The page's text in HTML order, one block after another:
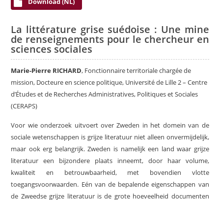
La littérature grise suédoise : Une mine
de renseignements pour le chercheur en
sciences sociales
Marie-Pierre RICHARD, Fonctionnaire territoriale chargée de
mission, Docteure en science politique, Université de Lille 2 – Centre
d’Études et de Recherches Administratives, Politiques et Sociales
(CERAPS)
Voor wie onderzoek uitvoert over Zweden in het domein van de
sociale wetenschappen is grijze literatuur niet alleen onvermijdelijk,
maar ook erg belangrijk. Zweden is namelijk een land waar grijze
literatuur een bijzondere plaats inneemt, door haar volume,
kwaliteit en betrouwbaarheid, met bovendien vlotte
toegangsvoorwaarden. Eén van de bepalende eigenschappen van
de Zweedse grijze literatuur is de grote hoeveelheid documenten